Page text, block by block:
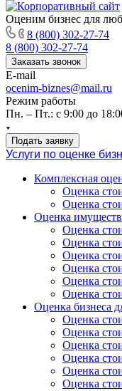
Оценим бизнес для
8 (800) 302-27-74
8 (800) 302-27-74
Заказать звонок
E-mail
ocenim-biznes@mail.ru
Режим работы
Пн. – Пт.: с 9:00 до
Подать заявку
Услуги по оценке
Комплексная
Оценка
Оценка
Оценка
Оценка
Оценка
Оценка
Оценка
Оценка
Оценка
Оценка бизнеса
Оценка
Оценка
Оценка
Оценка
Оценка
Оценка